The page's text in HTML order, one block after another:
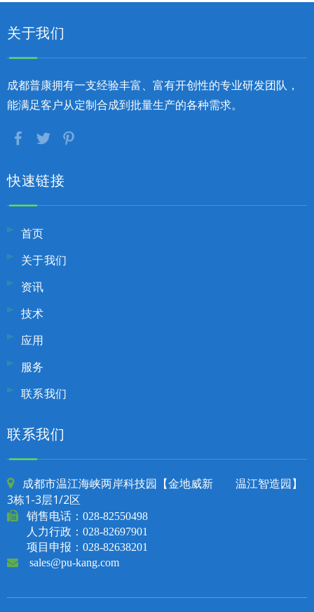
关于我们
成都普康拥有一支经验丰富、富有开创性的专业研发团队，
能满足客户从定制合成到批量生产的各种需求。
快速链接
首页
关于我们
资讯
技术
应用
服务
联系我们
联系我们

成都市温江海峡两岸科技园【金地威新 温江智造园】
3栋1-3层1/2区
 销售电话： 028-82550498
人力行政：028-82697901
项目申报：028-82638201
 sales@pu-kang.com